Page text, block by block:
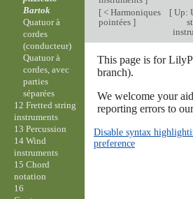
[< Harmoniques
pointées ]
[Up:
This page is for
branch).
We welcome your
reporting errors to
Disable syntax
preference
Bartok
Quatuor à
cordes
(conducteur)
Quatuor à
cordes, avec
parties
séparées
12 Fretted string
instruments
13 Percussion
14 Wind
instruments
15 Chord
notation
16